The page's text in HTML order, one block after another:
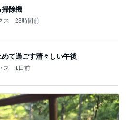
掃除機
ス 23時間前
めて過ごす清々しい午後
ス 1日前